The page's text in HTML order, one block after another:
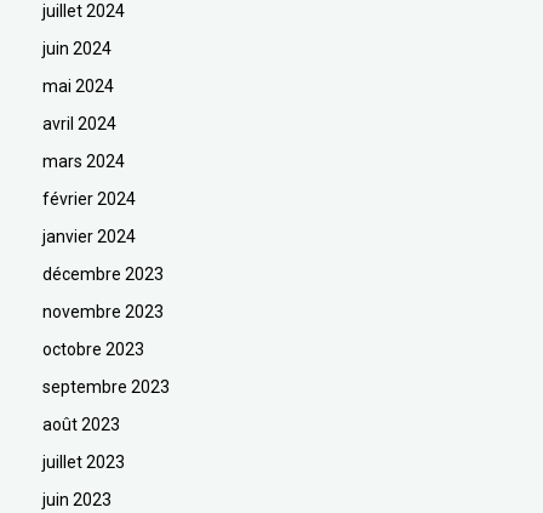
juillet 2024
juin 2024
mai 2024
avril 2024
mars 2024
février 2024
janvier 2024
décembre 2023
novembre 2023
octobre 2023
septembre 2023
août 2023
juillet 2023
juin 2023